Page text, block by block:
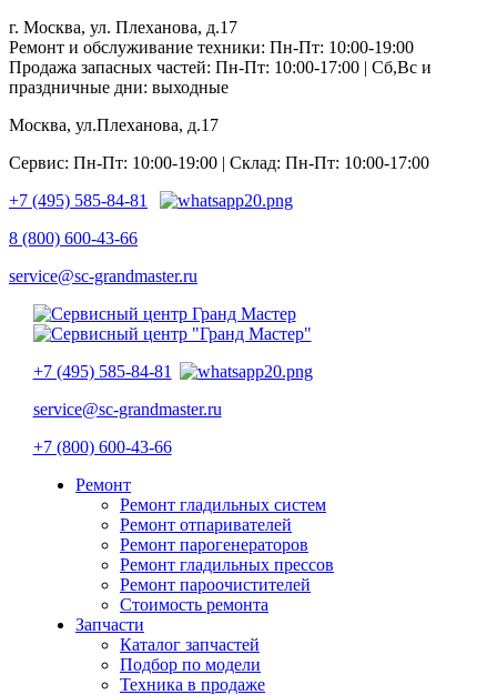
г. Москва, ул. Плеханова, д.17
Ремонт и обслуживание техники: Пн-Пт: 10:00-19:00
Продажа запасных частей: Пн-Пт: 10:00-17:00 | Сб,Вс и
праздничные дни: выходные
Москва, ул.Плеханова, д.17
Сервис: Пн-Пт: 10:00-19:00 | Склад: Пн-Пт: 10:00-17:00
+7 (495) 585-84-81
8 (800) 600-43-66
service@sc-grandmaster.ru
+7 (495) 585-84-81
service@sc-grandmaster.ru
+7 (800) 600-43-66
Ремонт
Ремонт гладильных систем
Ремонт отпаривателей
Ремонт парогенераторов
Ремонт гладильных прессов
Ремонт пароочистителей
Стоимость ремонта
Запчасти
Каталог запчастей
Подбор по модели
Техника в продаже